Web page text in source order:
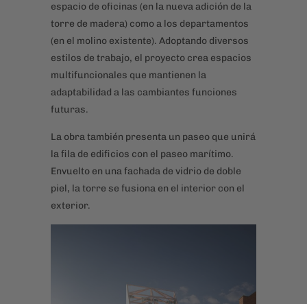
espacio de oficinas (en la nueva adición de la
torre de madera) como a los departamentos
(en el molino existente). Adoptando diversos
estilos de trabajo, el proyecto crea espacios
multifuncionales que mantienen la
adaptabilidad a las cambiantes funciones
futuras.
La obra también presenta un paseo que unirá
la fila de edificios con el paseo marítimo.
Envuelto en una fachada de vidrio de doble
piel, la torre se fusiona en el interior con el
exterior.